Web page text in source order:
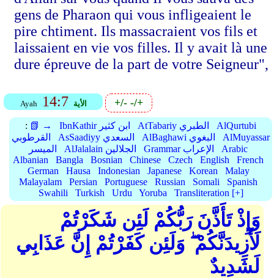
gens de Pharaon qui vous infligeaient le
pire chtiment. Ils massacraient vos fils et
laissaient en vie vos filles. Il y avait là une
dure épreuve de la part de votre Seigneur",
Ayah 14:7 الأية +/--/+
: 📗 → IbnKathir ابن كثير AtTabariy الطبري
AlQurtubi
القرطوبي
AsSaadiyy السعدي AlBaghawi البغوي
AlMuyassar
الميسر
AlJalalain الجلالين Grammar الإعراب
Arabic
Albanian
Bangla Bosnian Chinese Czech English
French
German
Hausa Indonesian Japanese Korean
Malay
Malayalam
Persian Portuguese Russian Somali
Spanish
Swahili
Turkish Urdu Yoruba Transliteration [+]
وَإِذْ تَأَذَّنَ رَبُّكُمْ لَئِن شَكَرْتُمْ
لَأَزِيدَنَّكُمْ ۖ وَلَئِن كَفَرْتُمْ إِنَّ عَذَابِي
لَشَدِيدٌ